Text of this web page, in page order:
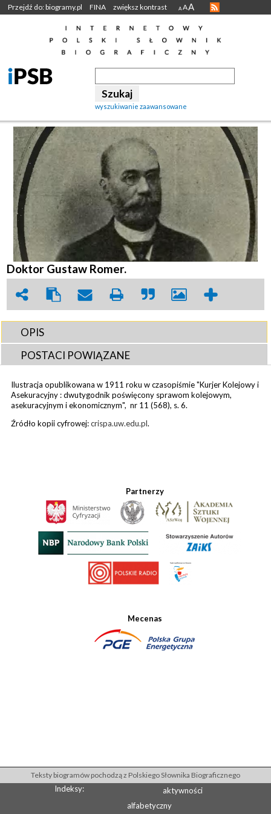
Przejdź do: biogramy.pl FINA zwiększ kontrast A AA
wyszukiwanie zaawansowane
Doktor Gustaw Romer.
OPIS
POSTACI POWIĄZANE
Ilustracja opublikowana w 1911 roku w czasopiśmie "Kurjer Kolejowy i
Asekuracyjny : dwutygodnik poświęcony sprawom kolejowym,
asekuracyjnym i ekonomicznym", nr 11 (568), s. 6.
Źródło kopii cyfrowej:crispa.uw.edu.pl.
Partnerzy
Mecenas
Teksty biogramów pochodzą z Polskiego Słownika Biograficznego
Indeksy:
aktywności
alfabetyczny